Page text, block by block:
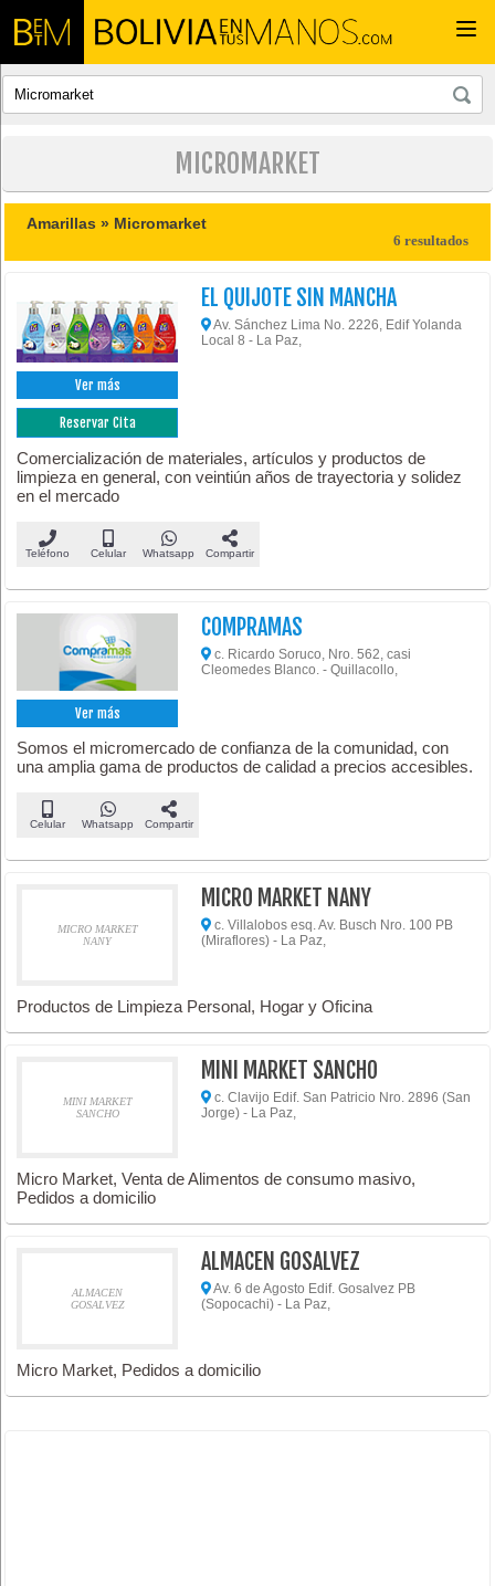
MICROMARKET
Amarillas » Micromarket
6 resultados
Ver más
Reservar Cita
EL QUIJOTE SIN MANCHA
Av. Sánchez Lima No. 2226, Edif Yolanda
Local 8 - La Paz,
Comercialización de materiales, artículos y productos de
limpieza en general, con veintiún años de trayectoria y solidez
en el mercado
Teléfono Celular Whatsapp Compartir
Ver más
COMPRAMAS
c. Ricardo Soruco, Nro. 562, casi
Cleomedes Blanco. - Quillacollo,
Somos el micromercado de confianza de la comunidad, con
una amplia gama de productos de calidad a precios accesibles.
Celular Whatsapp Compartir
MICRO MARKET
NANY
MICRO MARKET NANY
c. Villalobos esq. Av. Busch Nro. 100 PB
(Miraflores) - La Paz,
Productos de Limpieza Personal, Hogar y Oficina
MINI MARKET
SANCHO
MINI MARKET SANCHO
c. Clavijo Edif. San Patricio Nro. 2896 (San
Jorge) - La Paz,
Micro Market, Venta de Alimentos de consumo masivo,
Pedidos a domicilio
ALMACEN
GOSALVEZ
ALMACEN GOSALVEZ
Av. 6 de Agosto Edif. Gosalvez PB
(Sopocachi) - La Paz,
Micro Market, Pedidos a domicilio